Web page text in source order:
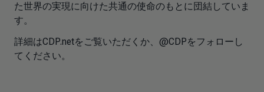
た世界の実現に向けた共通の使命のもとに団結していま
す。
詳細はCDP.netをご覧いただくか、@CDPをフォローし
てください。